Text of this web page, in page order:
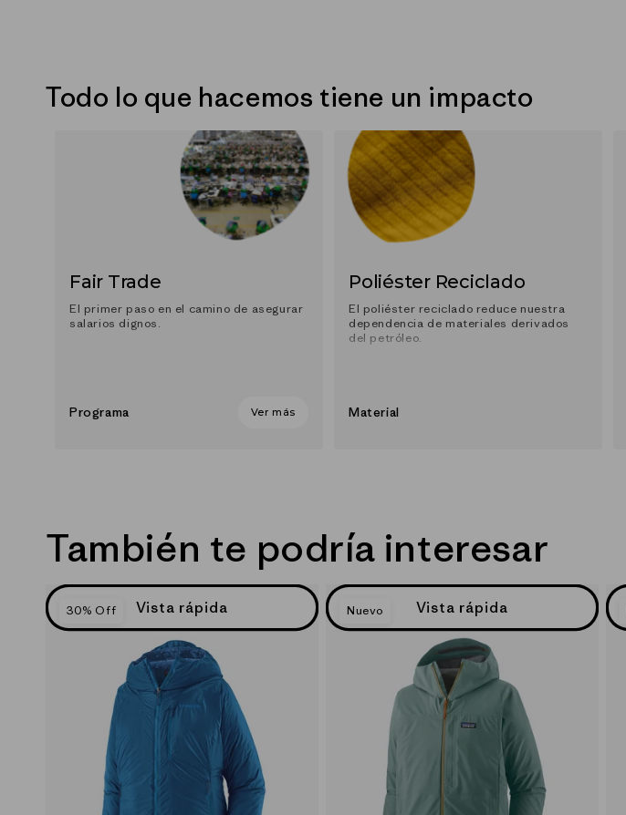
Todo lo que hacemos tiene un impacto
Fair Trade
El primer paso en el camino de asegurar
salarios dignos.
Programa Ver más
Poliéster Reciclado
El poliéster reciclado reduce nuestra
dependencia de materiales derivados
del petróleo.
Material
También te podría interesar
30% Off Vista rápida Nuevo Vista rápida